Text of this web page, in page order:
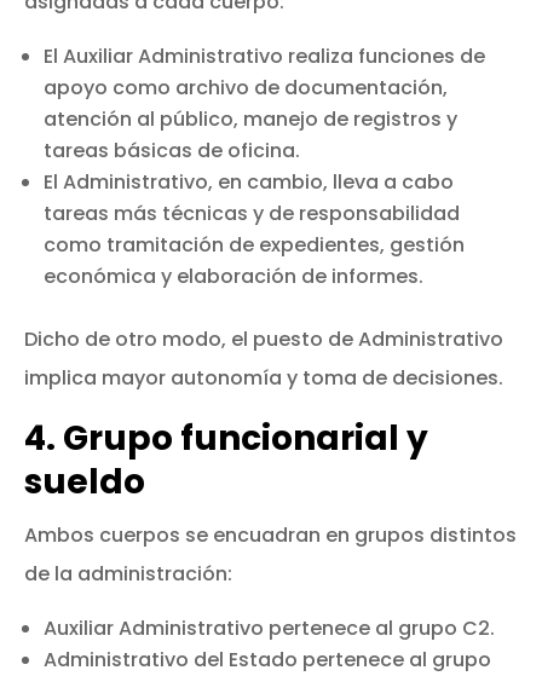
El Auxiliar Administrativo realiza funciones de
apoyo como archivo de documentación,
atención al público, manejo de registros y
tareas básicas de oficina.
El Administrativo, en cambio, lleva a cabo
tareas más técnicas y de responsabilidad
como tramitación de expedientes, gestión
económica y elaboración de informes.
Dicho de otro modo, el puesto de Administrativo
implica mayor autonomía y toma de decisiones.
4. Grupo funcionarial y
sueldo
Ambos cuerpos se encuadran en grupos distintos
de la administración:
Auxiliar Administrativo pertenece al grupo C2.
Administrativo del Estado pertenece al grupo